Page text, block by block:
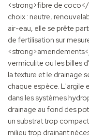
<strong>fibre de
choix : neutre,
air-eau, elle se prête
de fertilisation sur
vermiculite ou les billes
la texture et le drainage
chaque espèce. L'argile
dans les systèmes
drainage au fond des
un substrat trop
milieu trop drainant